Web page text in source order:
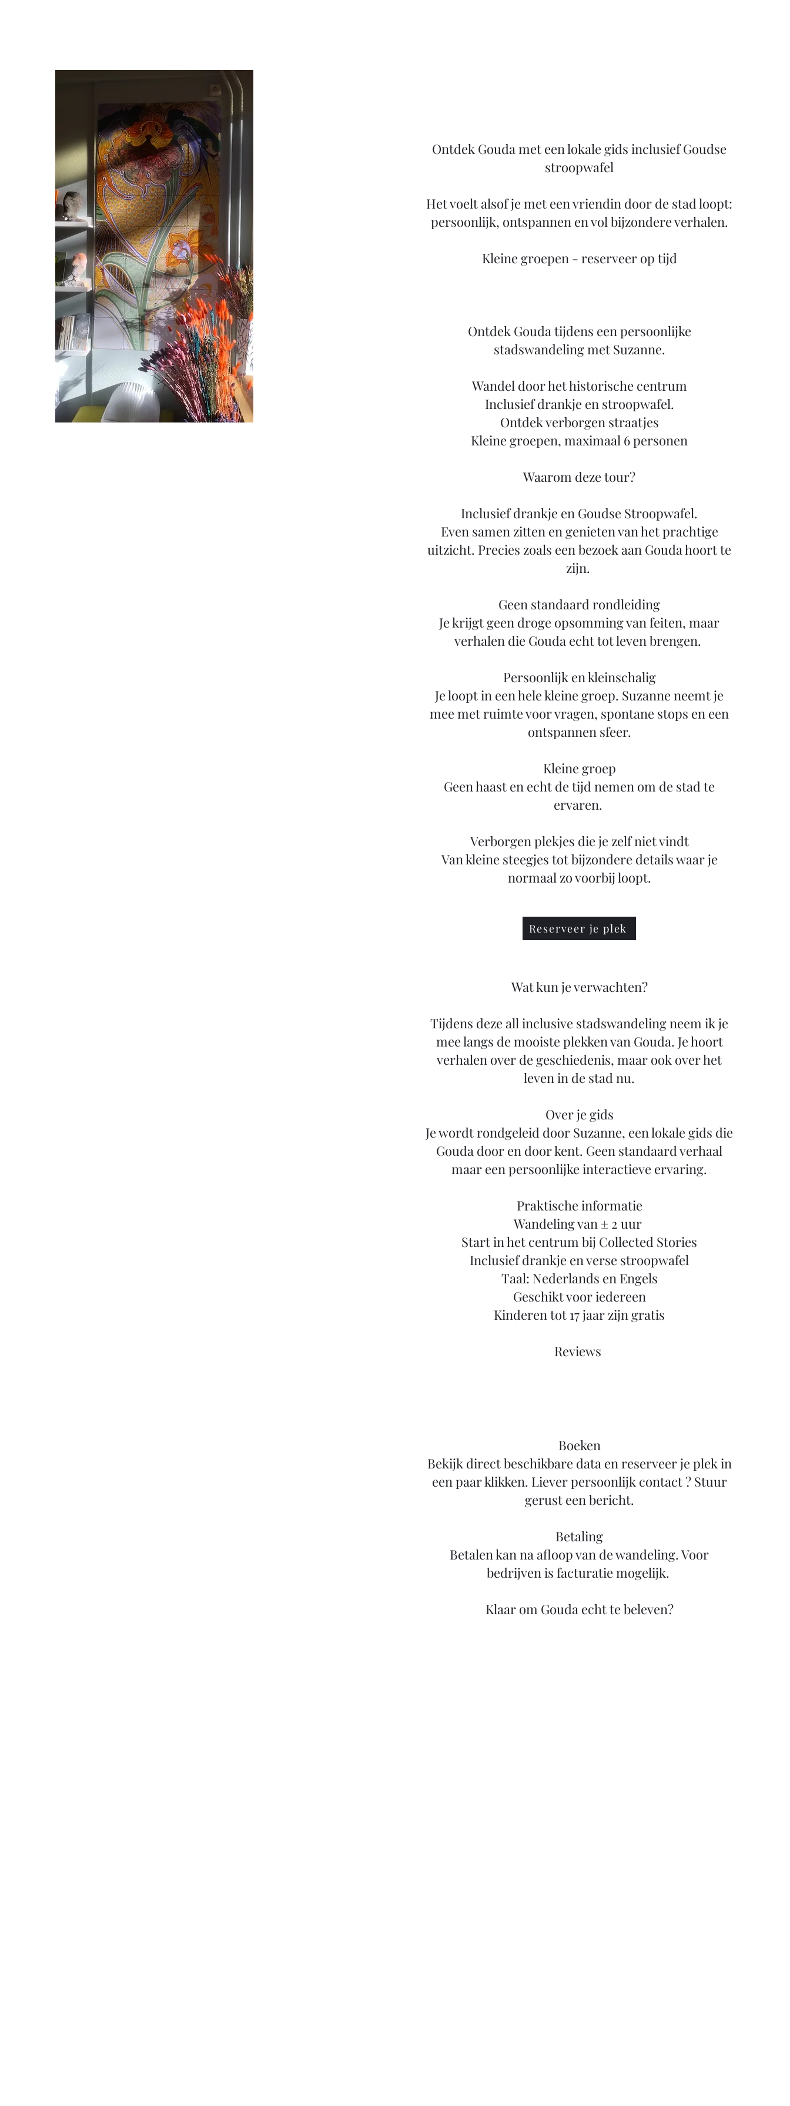
Ontdek Gouda met een lokale gids inclusief Goudse
stroopwafel
Het voelt alsof je met een vriendin door de stad loopt:
persoonlijk, ontspannen en vol bijzondere verhalen.
​Kleine groepen - reserveer op tijd
Ontdek Gouda tijdens een persoonlijke
stadswandeling met Suzanne.
Wandel door het historische centrum
Inclusief drankje en stroopwafel.
Ontdek verborgen straatjes
Kleine groepen, maximaal 6 personen
Waarom deze tour?
Inclusief drankje en Goudse Stroopwafel.
Even samen zitten en genieten van het prachtige
uitzicht. Precies zoals een bezoek aan Gouda hoort te
zijn.
Geen standaard rondleiding
Je krijgt geen droge opsomming van feiten, maar
verhalen die Gouda echt tot leven brengen.
Persoonlijk en kleinschalig
Je loopt in een hele kleine groep. Suzanne neemt je
mee met ruimte voor vragen, spontane stops en een
ontspannen sfeer.
Kleine groep
Geen haast en echt de tijd nemen om de stad te
ervaren.
Verborgen plekjes die je zelf niet vindt
Van kleine steegjes tot bijzondere details waar je
normaal zo voorbij loopt.
Wat kun je verwachten?
Tijdens deze all inclusive stadswandeling neem ik je
mee langs de mooiste plekken van Gouda. Je hoort
verhalen over de geschiedenis, maar ook over het
leven in de stad nu.
Over je gids
Je wordt rondgeleid door Suzanne, een lokale gids die
Gouda door en door kent. Geen standaard verhaal
maar een persoonlijke interactieve ervaring.
Praktische informatie
Wandeling van ± 2 uur
Start in het centrum bij Collected Stories
Inclusief drankje en verse stroopwafel
Taal: Nederlands en Engels
Geschikt voor iedereen
Kinderen tot 17 jaar zijn gratis
Reviews ​
Boeken
Bekijk direct beschikbare data en reserveer je plek in
een paar klikken. Liever persoonlijk contact ? Stuur
gerust een bericht.
Betaling
Betalen kan na afloop van de wandeling. Voor
bedrijven is facturatie mogelijk.
Klaar om Gouda echt te beleven?
Reserveer je plek